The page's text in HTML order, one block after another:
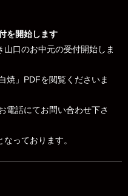
を開始します
口のお中元の受付開始しま
焼」PDFを閲覧くださいま
電話にてお問い合わせ下さ
っております。